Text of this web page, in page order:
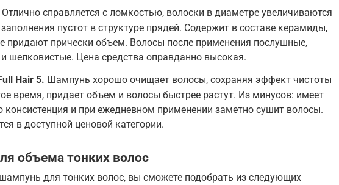
Отлично справляется с ломкостью, волоски в диаметре увеличиваются
заполнения пустот в структуре прядей. Содержит в составе керамиды,
придают прически объем. Волосы после применения послушные,
шелковистые. Цена средства оправданно высокая.
Hair 5. Шампунь хорошо очищает волосы, сохраняя эффект чистоты
время, придает объем и волосы быстрее растут. Из минусов: имеет
и при ежедневном применении заметно сушит волосы.
в доступной ценовой категории.
объема тонких волос
для тонких волос, вы сможете подобрать из следующих